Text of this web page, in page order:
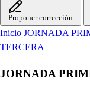
Proponer corrección
Inicio JORNADA
TERCERA
JORNADA